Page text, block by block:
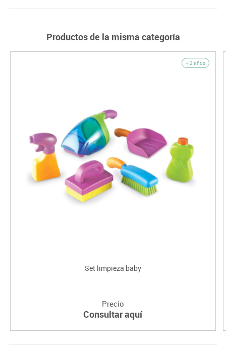
Productos de la misma categoría
+ 2 años
Set limpieza baby
Precio
Consultar aquí